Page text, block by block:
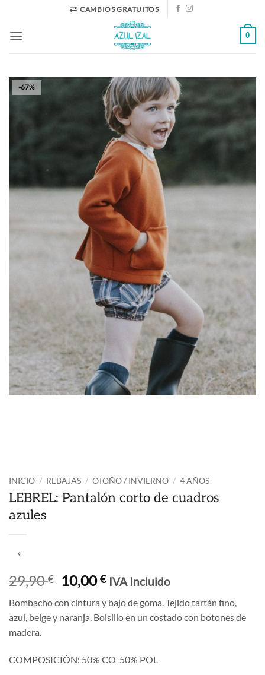
contenido
CAMBIOS GRATUITOS
0
-67%
INICIO / REBAJAS / OTOÑO / INVIERNO / 4 AÑOS
LEBREL: Pantalón corto de cuadros
azules
29,90€
El
precio
original
era:
10,00€El
actual
es:
IVA Incluido
Bombacho con cintura y bajo de goma. Tejido tartán fino,
azul, beige y naranja. Bolsillo en un costado con botones de
madera.
COMPOSICIÓN: 50% CO 50% POL